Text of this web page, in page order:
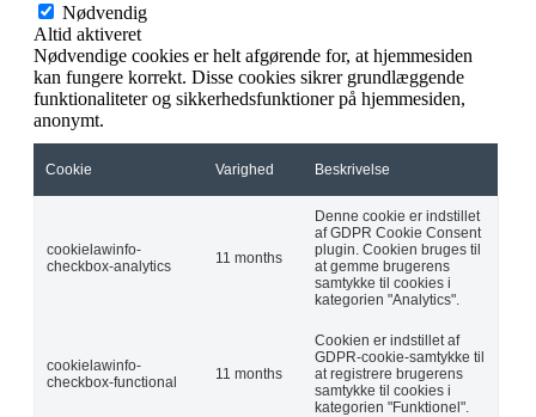
Nødvendig
Altid aktiveret
Nødvendige cookies er helt afgørende for, at hjemmesiden
kan fungere korrekt. Disse cookies sikrer grundlæggende
funktionaliteter og sikkerhedsfunktioner på hjemmesiden,
anonymt.
Cookie Varighed Beskrivelse
cookielawinfo-
checkbox-analytics
11 months
Denne cookie er indstillet
af GDPR Cookie Consent
plugin. Cookien bruges til
at gemme brugerens
samtykke til cookies i
kategorien "Analytics".
cookielawinfo-
checkbox-functional
11 months
Cookien er indstillet af
GDPR-cookie-samtykke til
at registrere brugerens
samtykke til cookies i
kategorien "Funktionel".